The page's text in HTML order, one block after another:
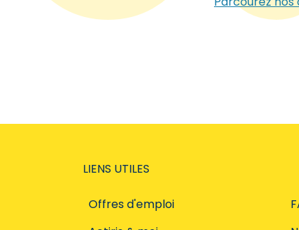
LIENS UTILES
Offres d'emploi